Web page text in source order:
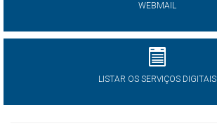
WEBMAIL
LISTAR OS SERVIÇOS DIGITAIS